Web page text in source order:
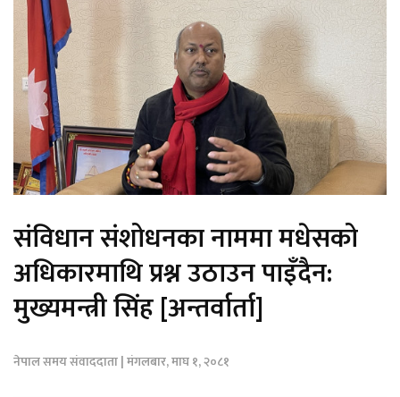
संविधान संशोधनका नाममा मधेसको
अधिकारमाथि प्रश्न उठाउन पाइँदैन:
मुख्यमन्त्री सिंह [अन्तर्वार्ता]
नेपाल समय संवाददाता | मंगलबार, माघ १, २०८१